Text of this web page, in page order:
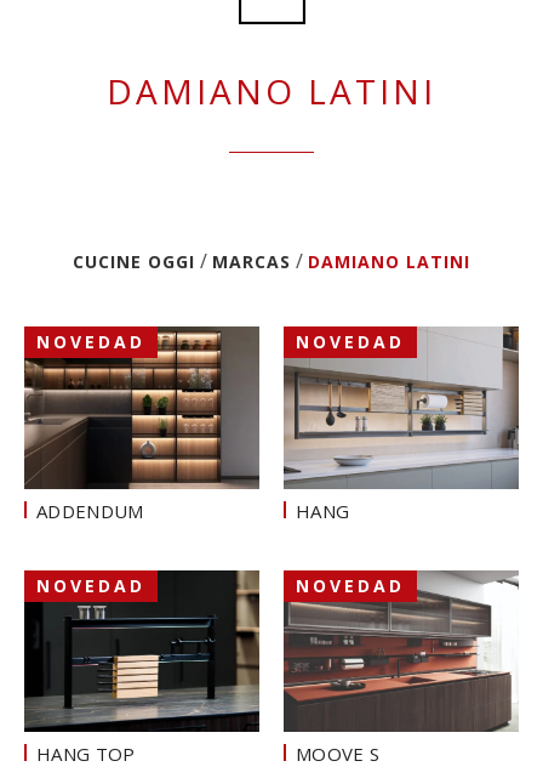
DAMIANO LATINI
CUCINE OGGI / MARCAS / DAMIANO LATINI
NOVEDAD
ADDENDUM
NOVEDAD
HANG
NOVEDAD
HANG TOP
NOVEDAD
MOOVE S